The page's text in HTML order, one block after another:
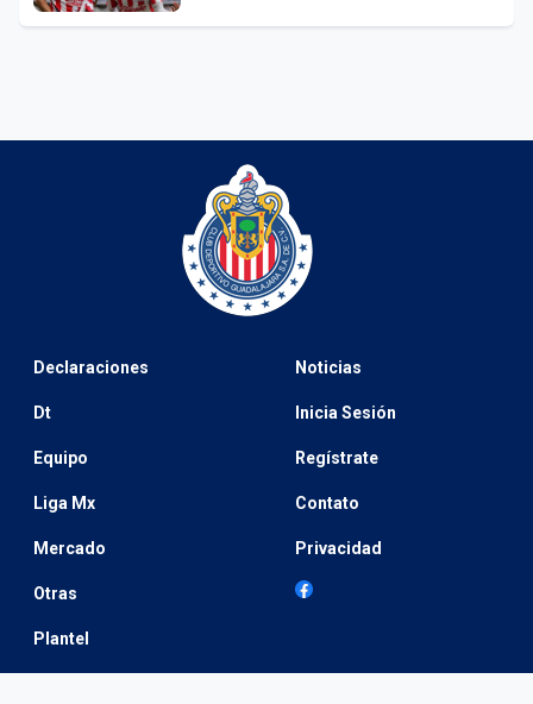
Declaraciones
Dt
Equipo
Liga Mx
Mercado
Otras
Plantel
Noticias
Inicia Sesión
Regístrate
Contato
Privacidad